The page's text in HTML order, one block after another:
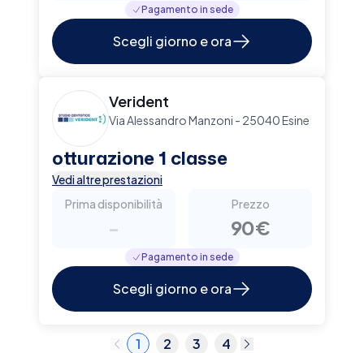
Pagamento in sede
Scegli giorno e ora
Verident
Via Alessandro Manzoni - 25040 Esine
otturazione 1 classe
Vedi altre prestazioni
Prima disponibilità
-
Prezzo
90€
Pagamento in sede
Scegli giorno e ora
1 2 3 4